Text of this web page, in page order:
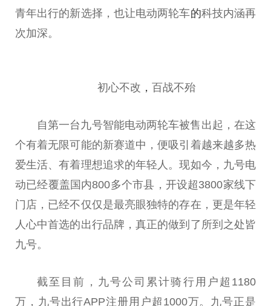
青年出行的新选择，也让电动两轮车的科技内涵再
次加深。
初心不改 ， 百战不殆
自第一台九号智能电动两轮车被售出起，在这
个有着无限可能的新赛道中，便吸引着越来越多热
爱生活、有着理想追求的年轻人。现如今，九号电
动已经覆盖国内800多个市县，开设超3800家线下
门店，已经不仅仅是最亮眼独特的存在，更是年轻
人心中首选的出行品牌，真正的做到了所到之处皆
九号。
截至目前，九号公司累计骑行用户超1180
万，九号出行APP注册用户超1000万。九号正是